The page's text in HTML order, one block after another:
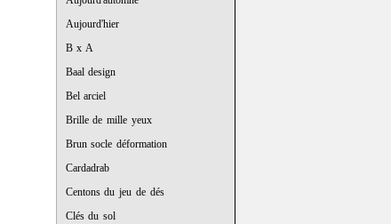
Aujourd'hier
B x A
Baal design
Bel arciel
Brille de mille yeux
Brun socle déformation
Cardadrab
Centons du jeu de dés
Clés du sol